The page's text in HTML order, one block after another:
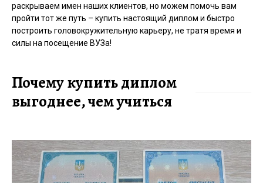
раскрываем имен наших клиентов, но можем помочь вам
пройти тот же путь – купить настоящий диплом и быстро
построить головокружительную карьеру, не тратя время и
силы на посещение ВУЗа!
Почему купить диплом
выгоднее, чем учиться